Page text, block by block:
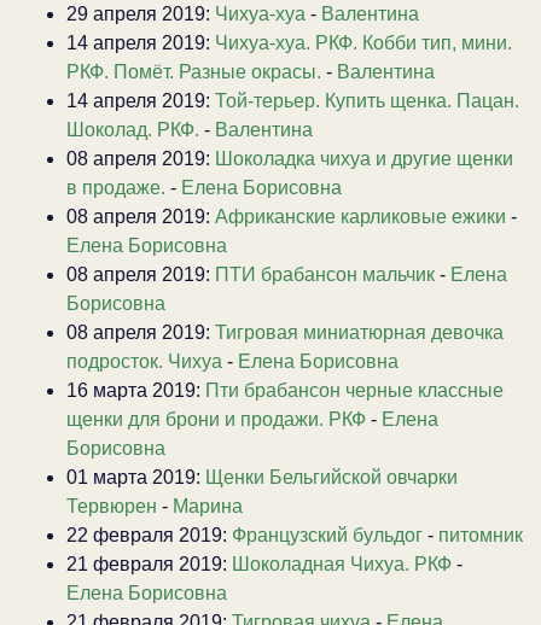
29 апреля 2019: Чихуа-хуа - Валентина
14 апреля 2019: Чихуа-хуа. РКФ. Кобби тип, мини.
РКФ. Помёт. Разные окрасы. - Валентина
14 апреля 2019: Той-терьер. Купить щенка. Пацан.
Шоколад. РКФ. - Валентина
08 апреля 2019: Шоколадка чихуа и другие щенки
в продаже. - Елена Борисовна
08 апреля 2019: Африканские карликовые ежики -
Елена Борисовна
08 апреля 2019: ПТИ брабансон мальчик - Елена
Борисовна
08 апреля 2019: Тигровая миниатюрная девочка
подросток. Чихуа - Елена Борисовна
16 марта 2019: Пти брабансон черные классные
щенки для брони и продажи. РКФ - Елена
Борисовна
01 марта 2019: Щенки Бельгийской овчарки
Тервюрен - Марина
22 февраля 2019: Французский бульдог - питомник
21 февраля 2019: Шоколадная Чихуа. РКФ -
Елена Борисовна